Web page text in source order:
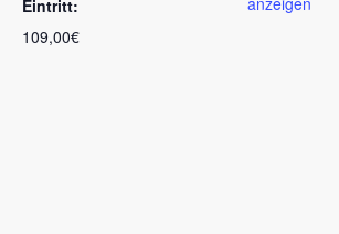
Eintritt:
109,00€